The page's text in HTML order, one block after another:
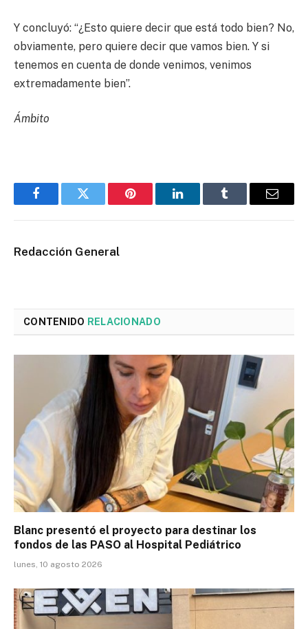
Y concluyó: “¿Esto quiere decir que está todo bien? No,
obviamente, pero quiere decir que vamos bien. Y si
tenemos en cuenta de donde venimos, venimos
extremadamente bien”.
Ámbito
FacebookTwitter Pinterest LinkedInTumblr Email
Redacción General
CONTENIDO RELACIONADO
Blanc presentó el proyecto para destinar los
fondos de las PASO al Hospital Pediátrico
lunes, 10 agosto 2026